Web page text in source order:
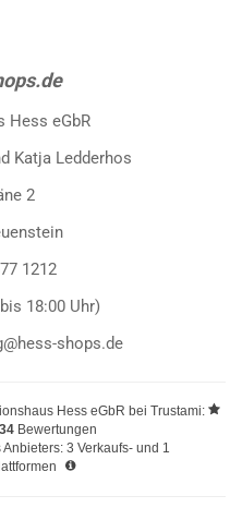
Hess eGbR
Katja Ledderhos
2
1212
18:00 Uhr)
shops.de
Hess eGbR bei Trustami:
Bewertungen
3 Verkaufs- und 1